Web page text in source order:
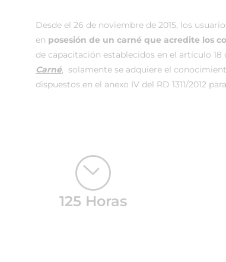
Desde el 26 de noviembre de 2015, los
en posesión de un carné que acredite los
de capacitación establecidos en el artículo 18
Carné, solamente se adquiere el
dispuestos en el anexo IV del RD 1311/2012
125 Horas